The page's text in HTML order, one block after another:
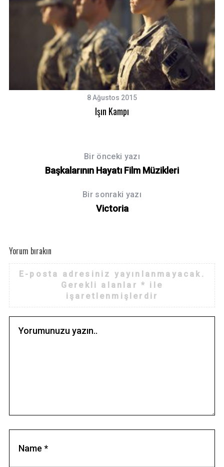
8 Ağustos 2015
Işın Kampı
Bir önceki yazı
Başkalarının Hayatı Film Müzikleri
Bir sonraki yazı
Victoria
Yorum bırakın
E-posta adresiniz yayınlanmayacak.
Gerekli alanlar* ile
işaretlenmişlerdir
e
o
: